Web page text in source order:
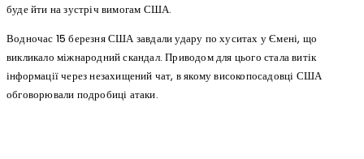
буде йти на зустріч вимогам США.
Водночас 15 березня США завдали удару по хуситах у Ємені, що
викликало міжнародний скандал. Приводом для цього стала витік
інформації через незахищений чат, в якому високопосадовці США
обговорювали подробиці атаки.